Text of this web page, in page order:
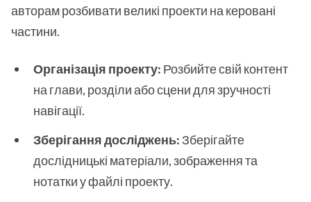
авторам розбивати великі проекти на керовані
частини.
Організація проекту: Розбийте свій контент
на глави, розділи або сцени для зручності
навігації.
Зберігання досліджень:Зберігайте
дослідницькі матеріали, зображення та
нотатки у файлі проекту.